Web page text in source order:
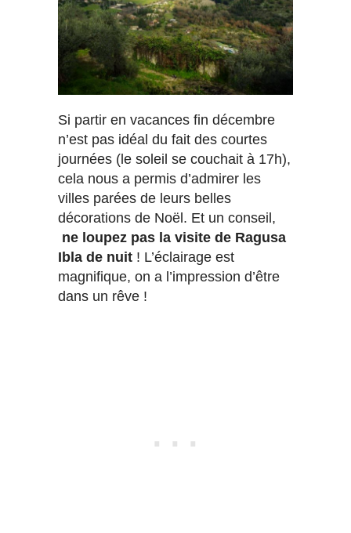
Si partir en vacances fin décembre
n’est pas idéal du fait des courtes
journées (le soleil se couchait à 17h),
cela nous a permis d’admirer les
villes parées de leurs belles
décorations de Noël. Et un conseil,
ne loupez pas la visite de Ragusa
Ibla de nuit ! L’éclairage est
magnifique, on a l’impression d’être
dans un rêve !